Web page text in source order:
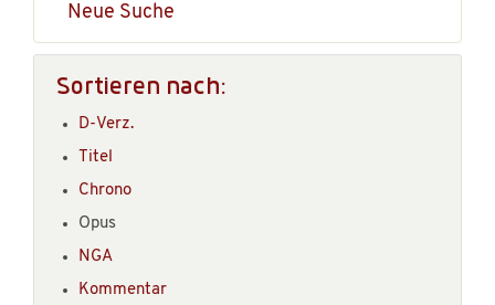
Neue Suche
Sortieren nach:
D-Verz.
Titel
Chrono
Opus
NGA
Kommentar